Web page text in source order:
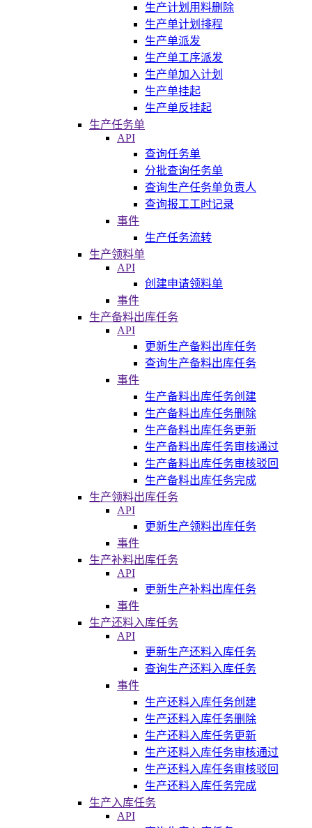
生产计划用料删除
生产单计划排程
生产单派发
生产单工序派发
生产单加入计划
生产单挂起
生产单反挂起
生产任务单
API
查询任务单
分批查询任务单
查询生产任务单负责人
查询报工工时记录
事件
生产任务流转
生产领料单
API
创建申请领料单
事件
生产备料出库任务
API
更新生产备料出库任务
查询生产备料出库任务
事件
生产备料出库任务创建
生产备料出库任务删除
生产备料出库任务更新
生产备料出库任务审核通过
生产备料出库任务审核驳回
生产备料出库任务完成
生产领料出库任务
API
更新生产领料出库任务
事件
生产补料出库任务
API
更新生产补料出库任务
事件
生产还料入库任务
API
更新生产还料入库任务
查询生产还料入库任务
事件
生产还料入库任务创建
生产还料入库任务删除
生产还料入库任务更新
生产还料入库任务审核通过
生产还料入库任务审核驳回
生产还料入库任务完成
生产入库任务
API